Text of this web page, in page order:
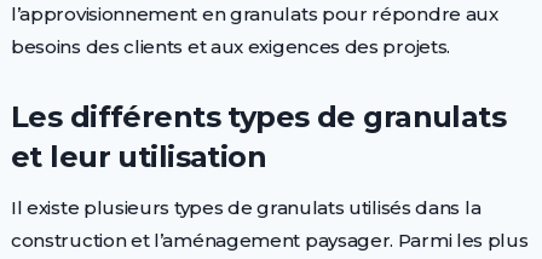
l’approvisionnement en granulats pour répondre aux
besoins des clients et aux exigences des projets.
Les différents types de granulats
et leur utilisation
Il existe plusieurs types de granulats utilisés dans la
construction et l’aménagement paysager. Parmi les plus